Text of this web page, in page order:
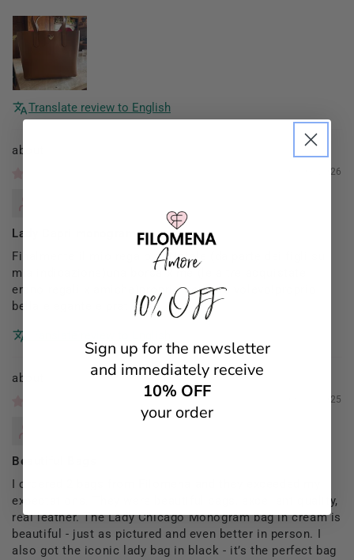
Translate review to English
01/03/2026
Lady Capri monogram
Finalmente il mio regalo di Natale (da parte dei figli su
mia indicazione)una borsa x me (le altre acquistate
erano regali x amiche)proprio come la volevo!proprio
bella elegante e pratica!!
Filomena Amore
09/13/2025
Rosaria Del Prete
Beautiful Bags
I ordered 2 bags from Filomena and they exceeded my
expectations. They were beautiful bags, excellent quality,
real leather. The Lady Chicago Monogram bag in cream is
beautiful - just as pictured and even better in person. I
also got the iconic lady bag in black - it’s the perfect bag
10% OFF
Sign up for the newsletter
and immediately receive
10% OFF
your order